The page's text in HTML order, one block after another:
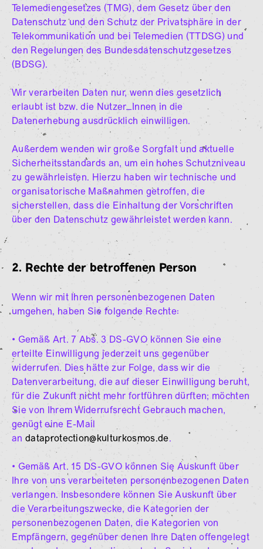
Telemediengesetzes (TMG), dem Gesetz über den
Datenschutz und den Schutz der Privatsphäre in der
Telekommunikation und bei Telemedien (TTDSG) und
den Regelungen des Bundesdatenschutzgesetzes
(BDSG).
Wir verarbeiten Daten nur, wenn dies gesetzlich
erlaubt ist bzw. die Nutzer_Innen in die
Datenerhebung ausdrücklich einwilligen.
Außerdem wenden wir große Sorgfalt und aktuelle
Sicherheitsstandards an, um ein hohes Schutzniveau
zu gewährleisten. Hierzu haben wir technische und
organisatorische Maßnahmen getroffen, die
sicherstellen, dass die Einhaltung der Vorschriften
über den Datenschutz gewährleistet werden kann.
2. Rechte der betroffenen Person
Wenn wir mit Ihren personenbezogenen Daten
umgehen, haben Sie folgende Rechte:
• Gemäß Art. 7 Abs. 3 DS-GVO können Sie eine
erteilte Einwilligung jederzeit uns gegenüber
widerrufen. Dies hätte zur Folge, dass wir die
Datenverarbeitung, die auf dieser Einwilligung beruht,
für die Zukunft nicht mehr fortführen dürften; möchten
Sie von Ihrem Widerrufsrecht Gebrauch machen,
genügt eine E-Mail
an dataprotection@kulturkosmos.de.
• Gemäß Art. 15 DS-GVO können Sie Auskunft über
Ihre von uns verarbeiteten personenbezogenen Daten
verlangen. Insbesondere können Sie Auskunft über
die Verarbeitungszwecke, die Kategorien der
personenbezogenen Daten, die Kategorien von
Empfängern, gegenüber denen Ihre Daten offengelegt